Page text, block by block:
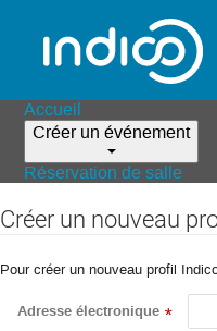
Accueil
Créer un événement
Réservation de salle
Créer un nouveau
Pour créer un nouveau profil
Adresse électronique *